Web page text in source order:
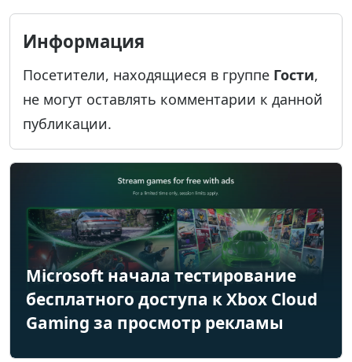
Информация
Посетители, находящиеся в группе Гости,
не могут оставлять комментарии к данной
публикации.
Microsoft начала тестирование
бесплатного доступа к Xbox Cloud
Gaming за просмотр рекламы